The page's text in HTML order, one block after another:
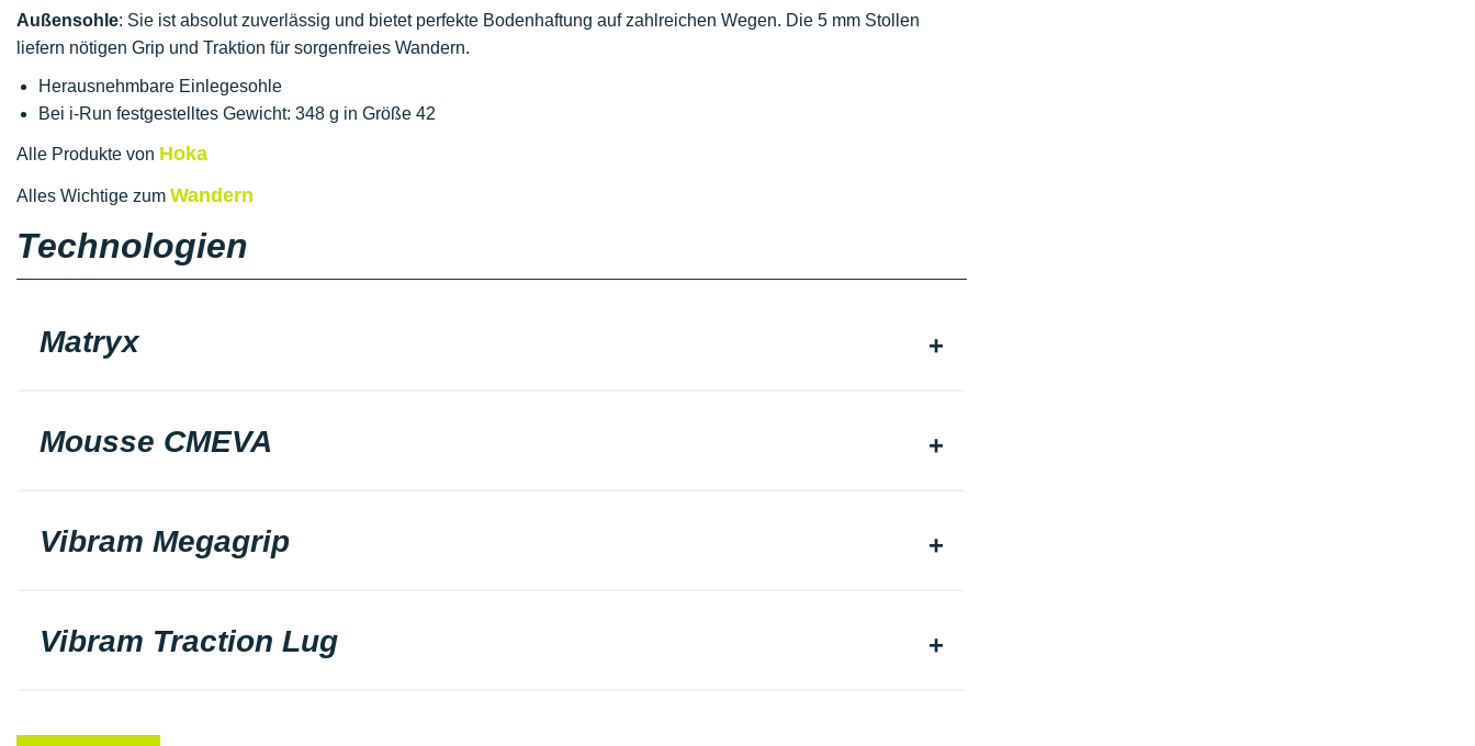
Außensohle: Sie ist absolut zuverlässig und bietet perfekte Bodenhaftung auf zahlreichen Wegen. Die 5 mm Stollen
liefern nötigen Grip und Traktion für sorgenfreies Wandern.
Herausnehmbare Einlegesohle
Bei i-Run festgestelltes Gewicht: 348 g in Größe 42
Alle Produkte von Hoka
Alles Wichtige zum Wandern
Technologien
Matryx
Mousse CMEVA
Vibram Megagrip
Vibram Traction Lug